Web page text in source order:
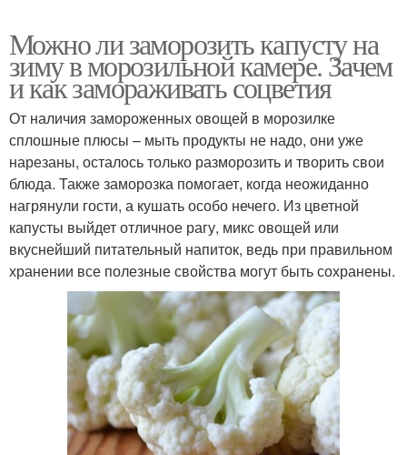
Можно ли заморозить капусту на
зиму в морозильной камере. Зачем
и как замораживать соцветия
От наличия замороженных овощей в морозилке
сплошные плюсы – мыть продукты не надо, они уже
нарезаны, осталось только разморозить и творить свои
блюда. Также заморозка помогает, когда неожиданно
нагрянули гости, а кушать особо нечего. Из цветной
капусты выйдет отличное рагу, микс овощей или
вкуснейший питательный напиток, ведь при правильном
хранении все полезные свойства могут быть сохранены.